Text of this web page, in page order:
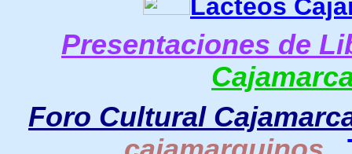
Lácteos
Presentaciones de
Foro Cultural